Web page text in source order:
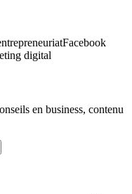
Facebook
digital
en business, contenu